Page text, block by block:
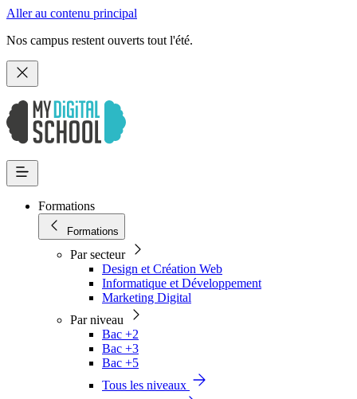
Aller au contenu principal
Nos campus restent ouverts tout l'été.
Formations
Formations
Par secteur
Design et Création Web
Informatique et Développement
Marketing Digital
Par niveau
Bac +2
Bac +3
Bac +5
Tous les niveaux